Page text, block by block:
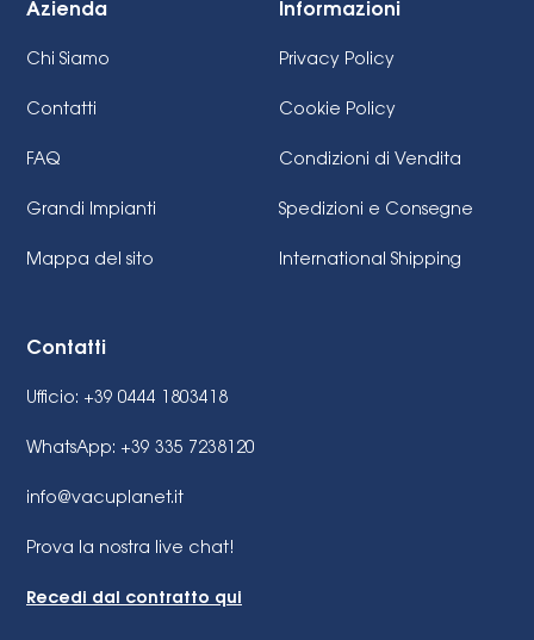
Azienda
Chi Siamo
Contatti
FAQ
Grandi Impianti
Mappa del sito
Informazioni
Privacy Policy
Cookie Policy
Condizioni di Vendita
Spedizioni e Consegne
International Shipping
Contatti
Ufficio: +39 0444 1803418
WhatsApp: +39 335 7238120
info@vacuplanet.it
Prova la nostra live chat!
Recedi dal contratto qui